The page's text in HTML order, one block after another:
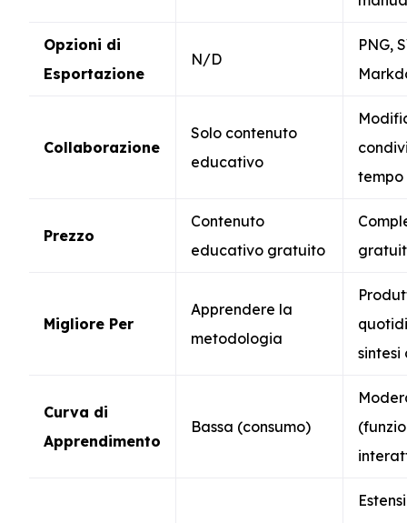
Opzioni di
Esportazione
N/D
PNG,
Collaborazione
Solo contenuto
educativo
Prezzo
Contenuto
educativo gratuito
Migliore Per
Apprendere la
metodologia
sintesi
Curva di
Apprendimento
Bassa (consumo)